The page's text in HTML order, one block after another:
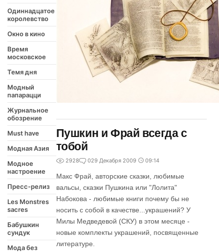
Одиннадцатое
королевство
Окно в кино
Время
московское
Темя дня
Модный
папарацци
Журнальное
обозрение
Must have
Модная Азия
Модное
настроение
Пресс-релиз
Les Monstres
sacres
Бабушкин
сундук
Мода без
Пушкин и Фрай всегда с
тобой
2928 029 Декабря 2009 09:14
Макс Фрай, авторские сказки, любимые
вальсы, сказки Пушкина или "Лолита"
Набокова - любимые книги почему бы не
носить с собой в качестве...украшений? У
Милы Медведевой (СКУ) в этом месяце -
новые комплекты украшений, посвященные
литературе.